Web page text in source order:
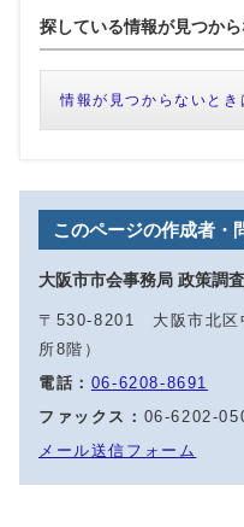
探している情報が見つか
情報が見つからないとき
このページの作成者・
大阪市市会事務局 政策調
〒530-8201 大阪市北区
所8階）
電話： 06-6208-8691
ファックス： 06-6202-
メール送信フォーム